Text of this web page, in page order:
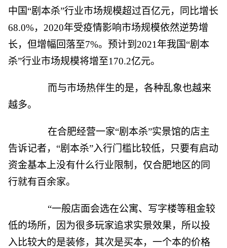
中国“剧本杀”行业市场规模超过百亿元，同比增长
68.0%，2020年受疫情影响市场规模依然逆势增
长，但增幅回落至7%。预计到2021年我国“剧本
杀”行业市场规模将增至170.2亿元。
而与市场热伴生的是，各种乱象也越来
越多。
在合肥经营一家“剧本杀”实景馆的店主
告诉记者，“剧本杀”入行门槛比较低，只要有启动
资金基本上没有什么行业限制，仅合肥地区的同
行就有百余家。
“一般店面会选在公寓、写字楼等租金较
低的场所，因为很多玩家追求实景效果，所以投
入比较大的是装修，其次是买本，一个本的价格